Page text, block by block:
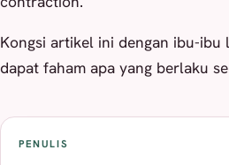
Kongsi artikel ini dengan ibu-ibu
dapat faham apa yang berlaku
PENULIS